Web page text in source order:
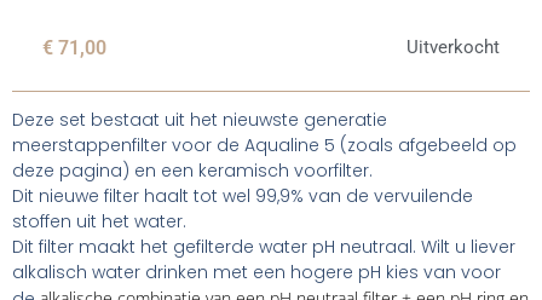
€ 71,00 Uitverkocht
Deze set bestaat uit het nieuwste generatie
meerstappenfilter voor de Aqualine 5 (zoals afgebeeld op
deze pagina) en een keramisch voorfilter.
Dit nieuwe filter haalt tot wel 99,9% van de vervuilende
stoffen uit het water.
Dit filter maakt het gefilterde water pH neutraal. Wilt u liever
alkalisch water drinken met een hogere pH kies van voor